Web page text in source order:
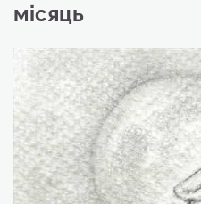
місяць